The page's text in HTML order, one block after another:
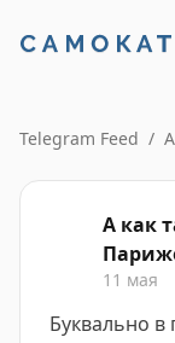
Telegram Feed /
А как
11 мая
Буквально в